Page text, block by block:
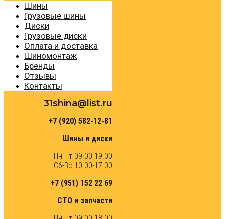
Шины
Грузовые шины
Диски
Грузовые диски
Оплата и доставка
Шиномонтаж
Бренды
Отзывы
Контакты
31shina@list.ru
+7 (920) 582-12-81
Шины и диски
Пн-Пт 09.00-19.00
Сб-Вс 10.00-17.00
+7 (951) 152 22 69
СТО и запчасти